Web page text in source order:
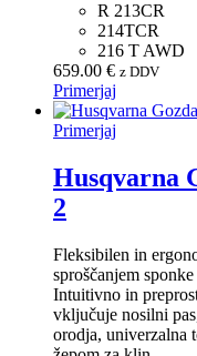
R 213CR
214TCR
216 T AWD
659.00 € z DDV
Primerjaj
Primerjaj
Husqvarna
2
Fleksibilen in
sproščanjem
Intuitivno in
vključuje nosilni
orodja, univerzalna